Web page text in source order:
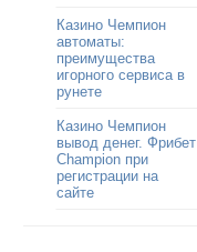
Казино Чемпион
автоматы:
преимущества
игорного сервиса в
рунете
Казино Чемпион
вывод денег. Фрибет
Champion при
регистрации на
сайте